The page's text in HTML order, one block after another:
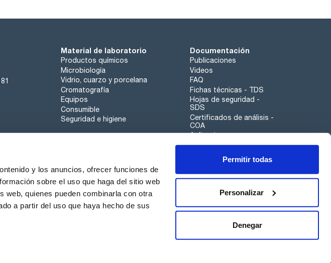
y los anuncios, ofrecer funciones de
sobre el uso que haga del sitio web
web, quienes pueden combinarla con otra
a partir del uso que haya hecho de sus
Permitir todas
Personalizar
Denegar
Material de laboratorio
Productos químicos
Microbiología
Vidrio, cuarzo y porcelana
Cromatografía
Equipos
Consumible
Seguridad e higiene
Documentación
Publicaciones
Videos
FAQ
Fichas técnicas - TDS
Hojas de seguridad -
SDS
Certificados de análisis -
COA
Aplicaciones
Tabla Periódica
Canal de denuncias
Noticias Trabaja con nosotros